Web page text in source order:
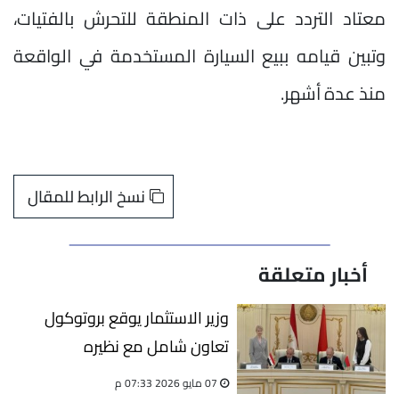
معتاد التردد على ذات المنطقة للتحرش بالفتيات،
وتبين قيامه ببيع السيارة المستخدمة في الواقعة
منذ عدة أشهر.
نسخ الرابط للمقال
أخبار متعلقة
وزير الاستثمار يوقع بروتوكول
تعاون شامل مع نظيره
البيلاروسي
07 مايو 2026 07:33 م